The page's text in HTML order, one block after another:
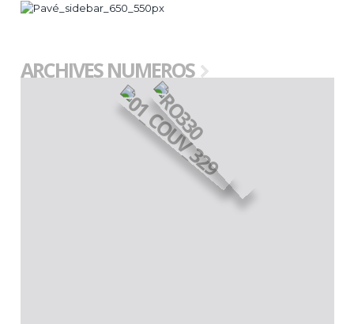
ARCHIVES NUMEROS